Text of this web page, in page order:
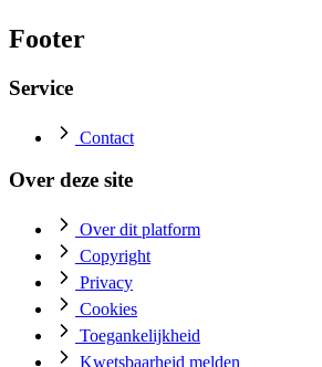
Footer
Service
Contact
Over deze site
Over dit platform
Copyright
Privacy
Cookies
Toegankelijkheid
Kwetsbaarheid melden